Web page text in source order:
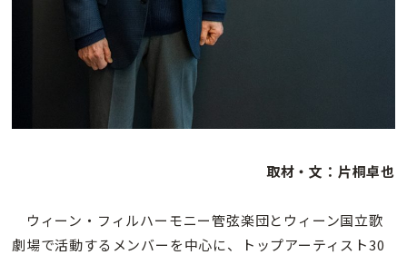
取材・文：片桐卓也
ウィーン・フィルハーモニー管弦楽団とウィーン国立歌
劇場で活動するメンバーを中心に、トップアーティスト30